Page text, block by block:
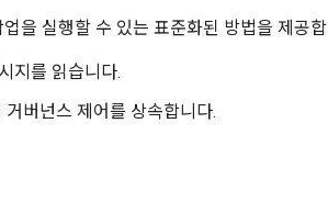
을 실행할 수 있는 표준화된 방법을 제공
지를 읽습니다.
버넌스 제어를 상속합니다.